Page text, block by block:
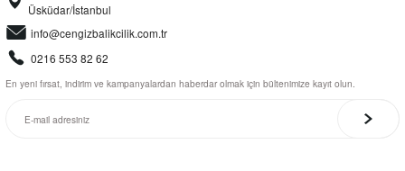
Üsküdar/İstanbul
info@cengizbalikcilik.com.tr
0216 553 82 62
En yeni fırsat, indirim ve kampanyalardan haberdar olmak için bültenimize kayıt olun.